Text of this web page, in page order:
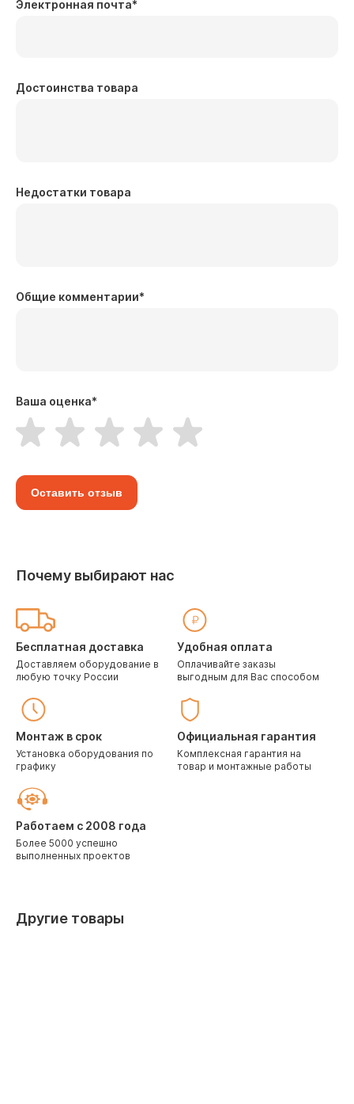
Электронная почта*
Достоинства товара
Недостатки товара
Общие комментарии*
Ваша оценка*
Оставить отзыв
Почему выбирают нас
Бесплатная доставка
Доставляем оборудование в
любую точку России
Удобная оплата
Оплачивайте заказы
выгодным для Вас способом
Монтаж в срок
Установка оборудования по
графику
Официальная гарантия
Комплексная гарантия на
товар и монтажные работы
Работаем с 2008 года
Более 5000 успешно
выполненных проектов
Другие товары